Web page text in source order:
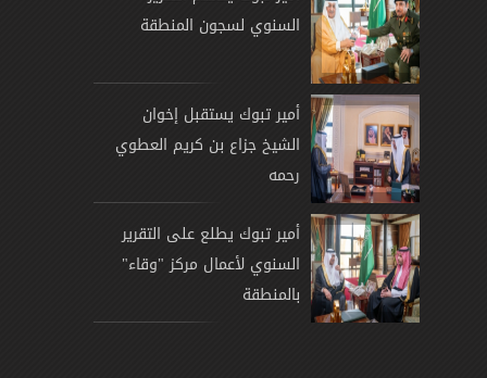
السنوي لسجون المنطقة
أمير تبوك يستقبل إخوان
الشيخ جزاع بن كريم العطوي
رحمه
أمير تبوك يطلع على التقرير
السنوي لأعمال مركز "وقاء"
بالمنطقة